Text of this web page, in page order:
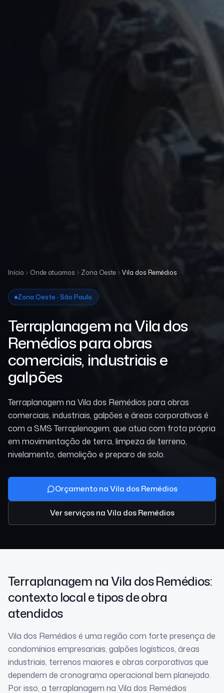
Início Onde atuamos Zona Oeste Vila dos Remédios
Zona Oeste · São Paulo
Terraplanagem na Vila dos
Remédios para obras
comerciais, industriais e
galpões
Terraplanagem na Vila dos Remédios para obras
comerciais, industriais, galpões e áreas corporativas é
com a SMS Terraplenagem, que atua com frota própria
em movimentação de terra, limpeza de terreno,
nivelamento, demolição e preparo de solo.
Orçamento na Vila dos Remédios
Ver serviçosna Vila dos Remédios
Terraplanagem na Vila dos Remédios:
contexto local e tipos de obra
atendidos
Vila dos Remédios é uma região com forte presença de
condomínios empresariais, galpões logísticos, áreas
industriais, terrenos maiores e obras corporativas que
dependem de cronograma operacional bem planejado.
Por isso, a terraplanagem na Vila dos Remédios